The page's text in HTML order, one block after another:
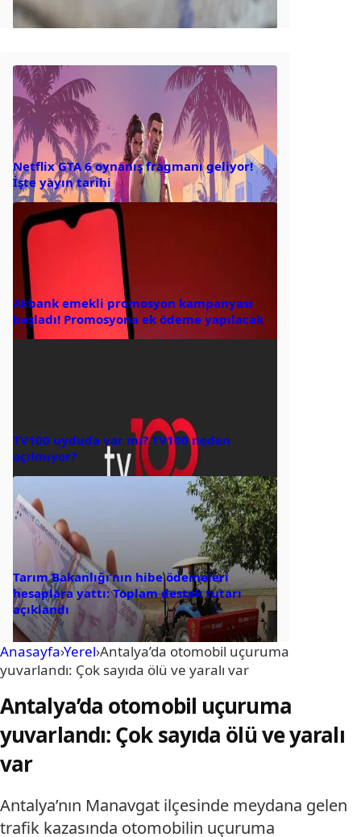
Netflix GTA 6 oynanış fragmanı geliyor!
İşte yayın tarihi
Akbank emekli promosyon kampanyası
başladı! Promosyona ek ödeme yapılacak
TV100 uyduda var mı? TV100 neden
açılmıyor?
Tarım Bakanlığı’nın hibe ödemeleri
hesaplara yattı: Toplam destek tutarı
açıklandı
Anasayfa›Yerel›Antalya’da otomobil uçuruma
yuvarlandı: Çok sayıda ölü ve yaralı var
Antalya’da otomobil uçuruma
yuvarlandı: Çok sayıda ölü ve yaralı
var
Antalya’nın Manavgat ilçesinde meydana gelen
trafik kazasında otomobilin uçuruma